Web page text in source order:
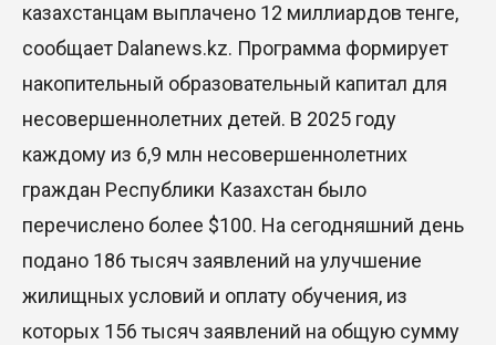
казахстанцам выплачено 12 миллиардов тенге,
сообщает Dalanews.kz. Программа формирует
накопительный образовательный капитал для
несовершеннолетних детей. В 2025 году
каждому из 6,9 млн несовершеннолетних
граждан Республики Казахстан было
перечислено более $100. На сегодняшний день
подано 186 тысяч заявлений на улучшение
жилищных условий и оплату обучения, из
которых 156 тысяч заявлений на общую сумму